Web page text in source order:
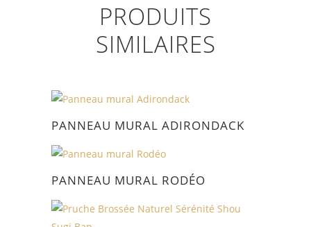
PRODUITS
SIMILAIRES
PANNEAU MURAL ADIRONDACK
PANNEAU MURAL RODÉO